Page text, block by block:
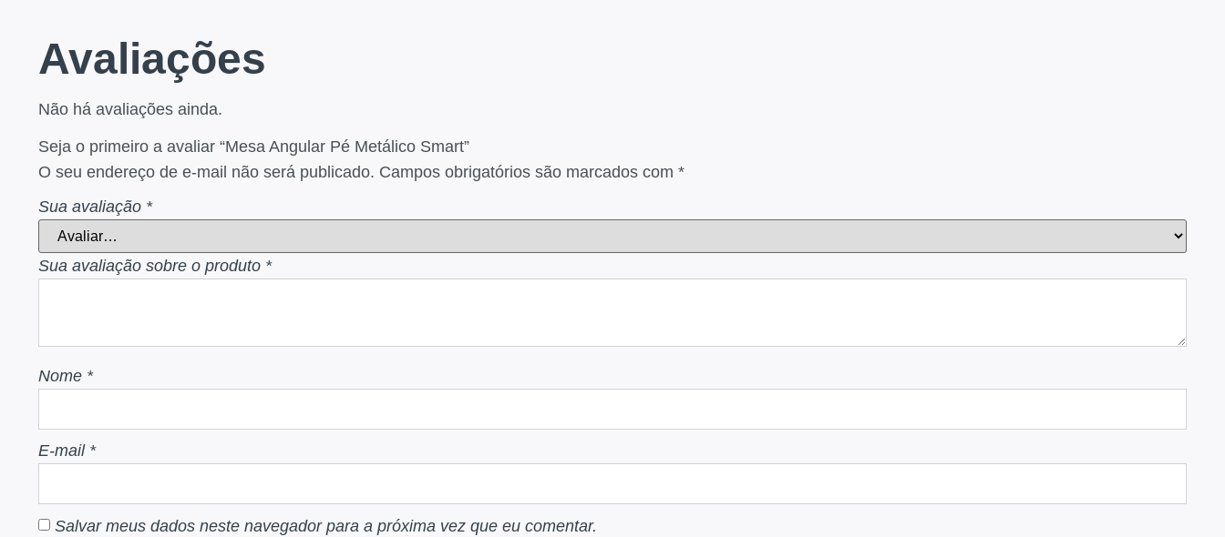
Avaliações
Não há avaliações ainda.
Seja o primeiro a avaliar “Mesa Angular Pé Metálico Smart”
O seu endereço de e-mail não será publicado. Campos obrigatórios são marcados com *
Sua avaliação *
Sua avaliação sobre o produto *
Nome *
E-mail *
Salvar meus dados neste navegador para a próxima vez que eu comentar.